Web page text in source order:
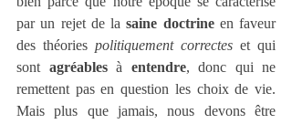
par un rejet de la saine doctrine en faveur
des théories politiquement correctes et qui
sont agréables à entendre, donc qui ne
remettent pas en question les choix de vie.
Mais plus que jamais, nous devons être